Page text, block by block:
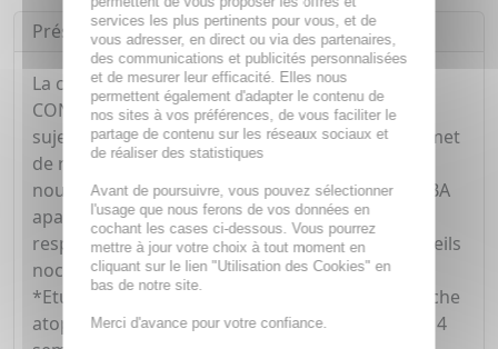
Présentation
La crème nuit émolliente réparatrice EXOMEGA
CONTROL met les grattages des peaux sèches
sujettes à l'eczéma atopique en sommeil et permet
de retrouver un sommeil réparateur grâce à un
nouveau duo d'actif naturel puissant. Le RHEALBA
apaisant & l'HELICHRYSE ciblant les molécules
responsables du grattage pour 2X moins de réveils
nocturnes*.
*Etude clinique sur 21 sujets ayant une peau sèche
atopique. 1 application par jour. Résultats après 4
services les plus pertinents pour vous, et de
vous adresser, en direct ou via des partenaires,
des communications et publicités personnalisées
et de mesurer leur efficacité. Elles nous
permettent également d'adapter le contenu de
nos sites à vos préférences, de vous faciliter le
partage de contenu sur les réseaux sociaux et
de réaliser des statistiques
Avant de poursuivre, vous pouvez sélectionner
l'usage que nous ferons de vos données en
cochant les cases ci-dessous. Vous pourrez
mettre à jour votre choix à tout moment en
cliquant sur le lien "Utilisation des Cookies" en
bas de notre site.
Merci d'avance pour votre confiance.